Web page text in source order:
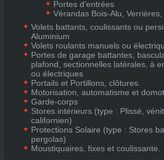
Portes d’entrées
Vérandas Bois-Alu,
Volets battants, coulissants ou
Aluminium
Volets roulants manuels ou
Portes de garage battantes,
plafond, sectionnelles latérales, à
ou électriques
Portails et Portillons, clôtures.
Motorisation, automatisme et
Garde-corps
Stores intérieurs (type : Plissé,
californien)
Protections Solaire (type : Stores
pergolas)
Moustiquaires, fixes et coulissante.